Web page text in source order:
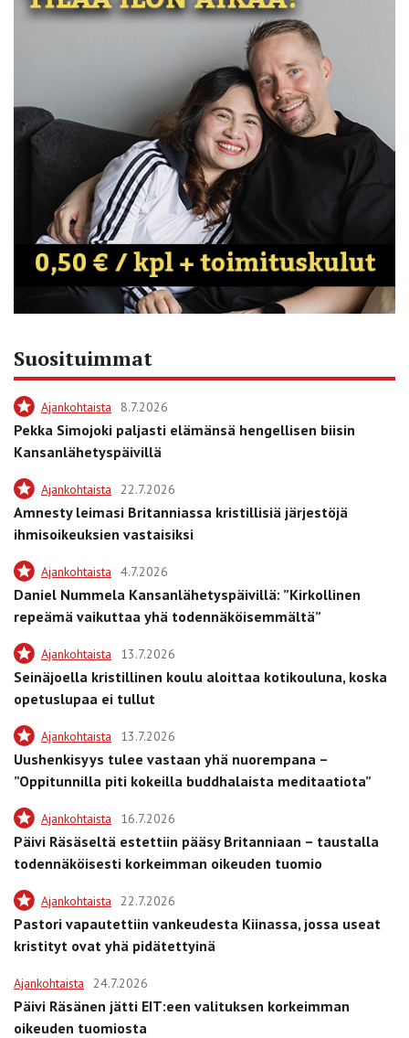
Suosituimmat
Ajankohtaista 8.7.2026
Pekka Simojoki paljasti elämänsä hengellisen biisin
Kansanlähetyspäivillä
Ajankohtaista 22.7.2026
Amnesty leimasi Britanniassa kristillisiä järjestöjä
ihmisoikeuksien vastaisiksi
Ajankohtaista 4.7.2026
Daniel Nummela Kansanlähetyspäivillä: ”Kirkollinen
repeämä vaikuttaa yhä todennäköisemmältä”
Ajankohtaista 13.7.2026
Seinäjoella kristillinen koulu aloittaa kotikouluna, koska
opetuslupaa ei tullut
Ajankohtaista 13.7.2026
Uushenkisyys tulee vastaan yhä nuorempana –
”Oppitunnilla piti kokeilla buddhalaista meditaatiota”
Ajankohtaista 16.7.2026
Päivi Räsäseltä estettiin pääsy Britanniaan – taustalla
todennäköisesti korkeimman oikeuden tuomio
Ajankohtaista 22.7.2026
Pastori vapautettiin vankeudesta Kiinassa, jossa useat
kristityt ovat yhä pidätettyinä
Ajankohtaista 24.7.2026
Päivi Räsänen jätti EIT:een valituksen korkeimman
oikeuden tuomiosta